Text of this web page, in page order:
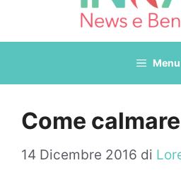
Menu
Come
14 Dicembre 2016 di